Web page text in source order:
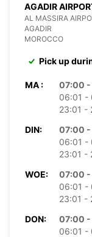
AGADIR
AL MASSIRA
AGADIR
MOROCCO
Pick up
MA :
07:00
06:01 -
23:01 -
DIN:
07:00
06:01 -
23:01 -
WOE:
07:00
06:01 -
23:01 -
DON:
07:00
06:01 -